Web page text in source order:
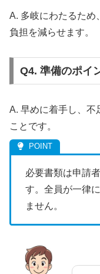
A. 多岐にわたるため
負担を減らせます。
Q4. 準備のポイ
A. 早めに着手し、不
ことです。
必要書類は申請
す。全員が一律
ません。